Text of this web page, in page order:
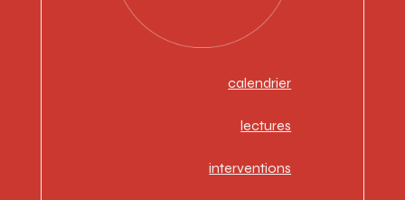
calendrier
lectures
interventions